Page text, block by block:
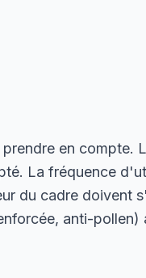
en compte.
La fréquence
du cadre doivent
anti-